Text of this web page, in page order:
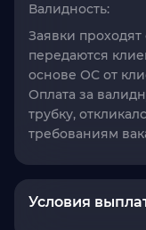
Валидность:
Заявки проходят
передаются
основе ОС от
Оплата за
трубку,
требованиям
Условия